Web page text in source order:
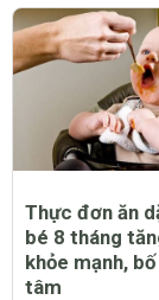
Thực đơn ăn
bé 8 tháng
khỏe mạnh,
tâm